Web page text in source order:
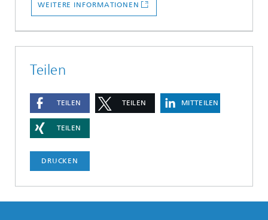
WEITERE INFORMATIONEN
Teilen
TEILEN TEILEN MITTEILEN
TEILEN
DRUCKEN